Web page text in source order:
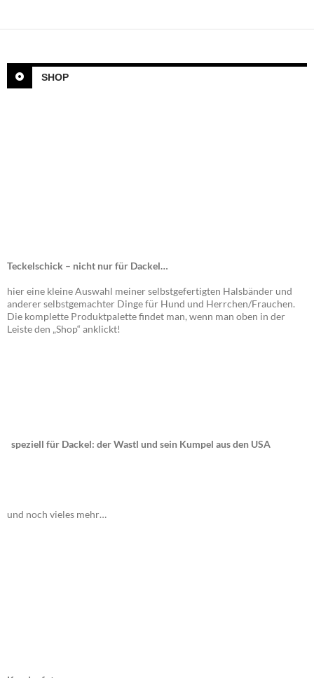
SHOP
Teckelschick – nicht nur für Dackel…
hier eine kleine Auswahl meiner selbstgefertigten Halsbänder und
anderer selbstgemachter Dinge für Hund und Herrchen/Frauchen.
Die komplette Produktpalette findet man, wenn man oben in der
Leiste den „Shop“ anklickt!
speziell für Dackel: der Wastl und sein Kumpel aus den USA
und noch vieles mehr…